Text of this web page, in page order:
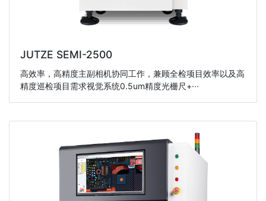
JUTZE SEMI-2500
高效率，高精度主副相机协同工作，兼顾全检项目效率以及高
精度巡检项目需求视觉系统0.5um精度光栅尺+···